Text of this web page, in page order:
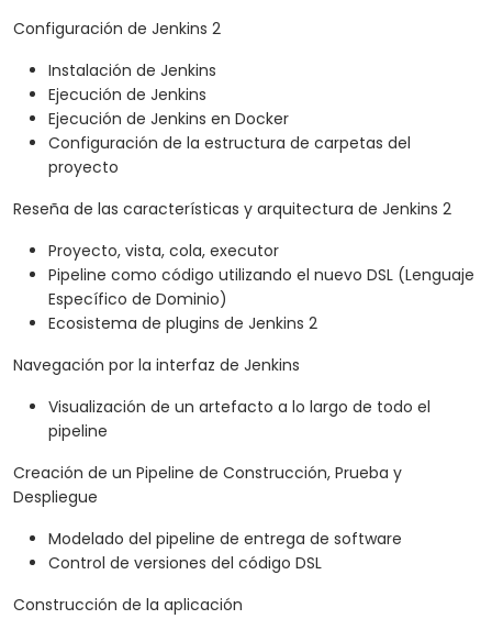
Configuración de Jenkins 2
Instalación de Jenkins
Ejecución de Jenkins
Ejecución de Jenkins en Docker
Configuración de la estructura de carpetas del
proyecto
Reseña de las características y arquitectura de Jenkins 2
Proyecto, vista, cola, executor
Pipeline como código utilizando el nuevo DSL (Lenguaje
Específico de Dominio)
Ecosistema de plugins de Jenkins 2
Navegación por la interfaz de Jenkins
Visualización de un artefacto a lo largo de todo el
pipeline
Creación de un Pipeline de Construcción, Prueba y
Despliegue
Modelado del pipeline de entrega de software
Control de versiones del código DSL
Construcción de la aplicación